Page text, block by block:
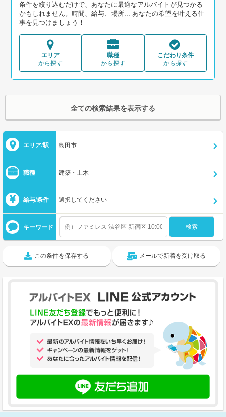
条件を絞り込むだけで、あなたに最適なアルバイトが見つかる
かもしれません。時間、給与、場所... あなたの希望を叶える仕
事を見つけましょう！
エリア
から探す
職種
から探す
こだわり条件
から探す
全ての検索結果を表示する
エリア/駅 島田市
職種 建築・土木
給与/条件 選択してください
キーワード
この条件を保存する メールで新着を受け取る